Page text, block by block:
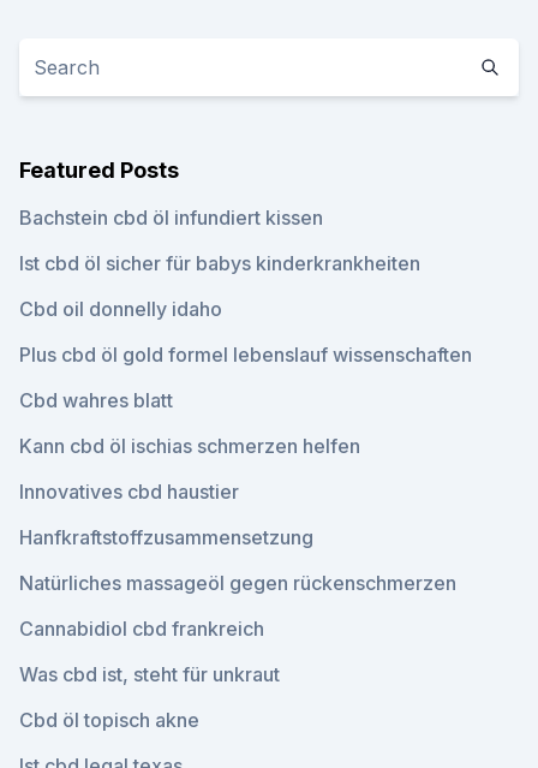
Featured Posts
Bachstein cbd öl infundiert kissen
Ist cbd öl sicher für babys kinderkrankheiten
Cbd oil donnelly idaho
Plus cbd öl gold formel lebenslauf wissenschaften
Cbd wahres blatt
Kann cbd öl ischias schmerzen helfen
Innovatives cbd haustier
Hanfkraftstoffzusammensetzung
Natürliches massageöl gegen rückenschmerzen
Cannabidiol cbd frankreich
Was cbd ist, steht für unkraut
Cbd öl topisch akne